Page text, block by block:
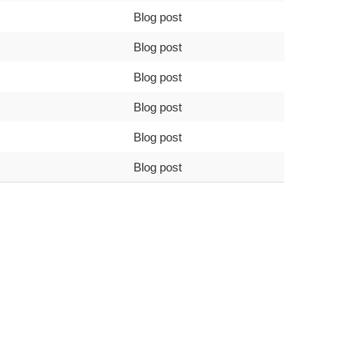
Blog post
Blog post
Blog post
Blog post
Blog post
Blog post